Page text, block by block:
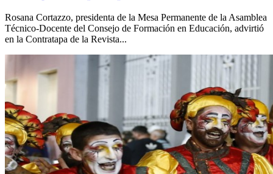
Rosana Cortazzo, presidenta de la Mesa Permanente de la Asamblea
Técnico-Docente del Consejo de Formación en Educación, advirtió
en la Contratapa de la Revista...